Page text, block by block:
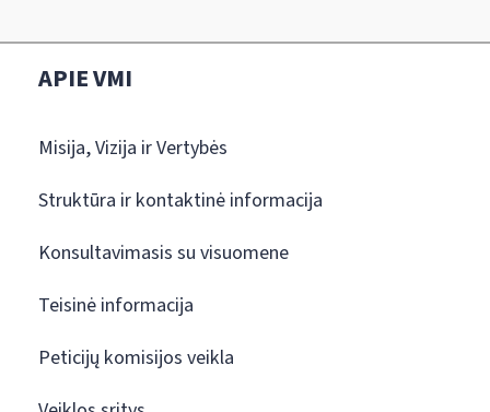
APIE VMI
Misija, Vizija ir Vertybės
Struktūra ir kontaktinė informacija
Konsultavimasis su visuomene
Teisinė informacija
Peticijų komisijos veikla